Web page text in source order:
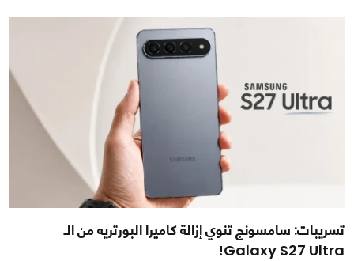
تسريبات: سامسونج تنوي إزالة كاميرا البورتريه من الـ
Galaxy S27 Ultra!